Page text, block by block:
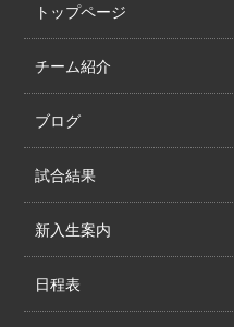
トップページ
チーム紹介
ブログ
試合結果
新入生案内
日程表